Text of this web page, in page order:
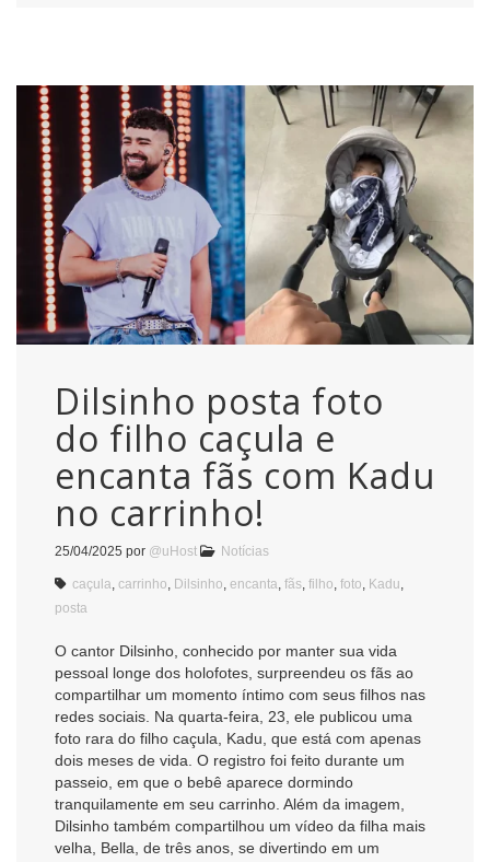
Dilsinho posta foto
do filho caçula e
encanta fãs com Kadu
no carrinho!
25/04/2025 por @uHost Notícias
caçula carrinho Dilsinho encanta fãs filho foto Kadu
posta
O cantor Dilsinho, conhecido por manter sua vida
pessoal longe dos holofotes, surpreendeu os fãs ao
compartilhar um momento íntimo com seus filhos nas
redes sociais. Na quarta-feira, 23, ele publicou uma
foto rara do filho caçula, Kadu, que está com apenas
dois meses de vida. O registro foi feito durante um
passeio, em que o bebê aparece dormindo
tranquilamente em seu carrinho. Além da imagem,
Dilsinho também compartilhou um vídeo da filha mais
velha, Bella, de três anos, se divertindo em um